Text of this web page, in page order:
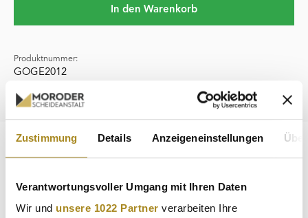
Zustimmung Details Anzeigeneinstellungen
Verantwortungsvoller Umgang mit Ihren Daten
Wir und unsere 1022 Partner verarbeiten Ihre
In den Warenkorb
Produktnummer:
GOGE2012
deutsche Prägeanstalten
eine Münze von außergewöhnlicher Schönheit und
historischer Bedeutung.…
Mehr